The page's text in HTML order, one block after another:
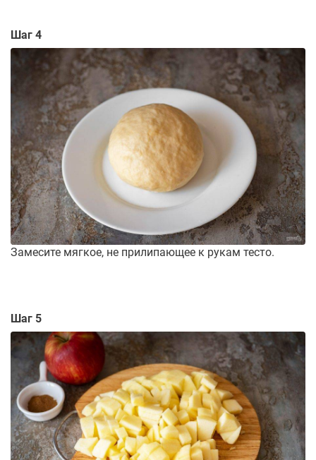
Шаг 4
Замесите мягкое, не прилипающее к рукам тесто.
Шаг 5